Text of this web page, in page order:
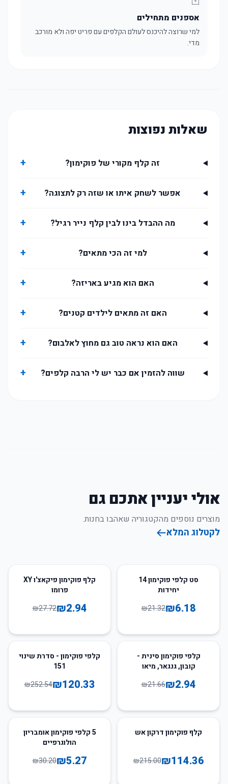
אספנים מתחילים
למי שרוצה להיכנס לעולם הקלפים עם פריט יפה ולא מורכב
מדי.
שאלות נפוצות
זה קלף מקורי של פוקימון? +
אפשר לשחק איתו או שזה רק לתצוגה? +
מה ההבדל בינו לבין קלף נייר רגיל? +
למי זה הכי מתאים? +
האם הוא מגיע באריזה? +
האם זה מתאים לילדים קטנים? +
האם הוא נראה טוב גם מחוץ לאלבום? +
שווה להזמין אם כבר יש לי הרבה קלפים? +
אולי יעניין אתכם גם
מוצרים נוספים מהקטגוריה שאהבו בחנות.
לקטלוג המלא
סט קלפי פוקימון 14
יחידות
₪6.18
₪21.32
89
קלף פוקימון פיקאצ'ו XY
פרומו
₪2.94
₪27.72
86קלפי פוקימון סינית -
קובון, גנגאר, מיאו
₪2.94
₪21.66
52%קלפי פוקימון - סדרת שינוי
151
₪120.33
₪252.54
47קלף פוקימון דרקון אש
₪114.36
₪215.00
83 5 קלפי פוקימון אומבריון
הולוגרפיים
₪5.27
₪30.20